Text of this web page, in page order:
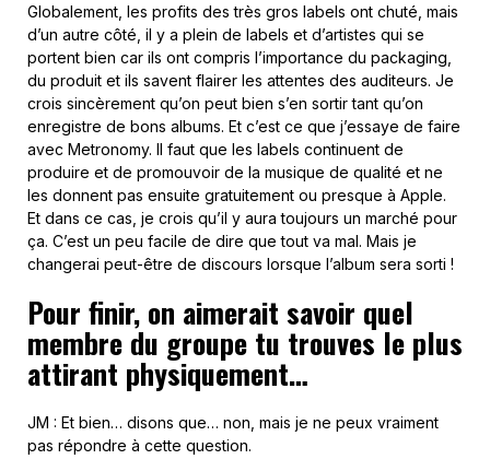
Globalement, les profits des très gros labels ont chuté, mais
d’un autre côté, il y a plein de labels et d’artistes qui se
portent bien car ils ont compris l’importance du packaging,
du produit et ils savent flairer les attentes des auditeurs. Je
crois sincèrement qu’on peut bien s’en sortir tant qu’on
enregistre de bons albums. Et c’est ce que j’essaye de faire
avec Metronomy. Il faut que les labels continuent de
produire et de promouvoir de la musique de qualité et ne
les donnent pas ensuite gratuitement ou presque à Apple.
Et dans ce cas, je crois qu’il y aura toujours un marché pour
ça. C’est un peu facile de dire que tout va mal. Mais je
changerai peut-être de discours lorsque l’album sera sorti !
Pour finir, on aimerait savoir quel
membre du groupe tu trouves le plus
attirant physiquement…
JM : Et bien… disons que… non, mais je ne peux vraiment
pas répondre à cette question.